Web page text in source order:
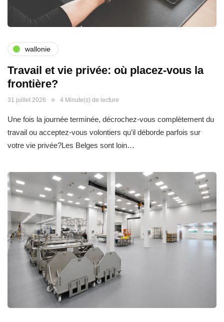
wallonie
Travail et vie privée: où placez-vous la
frontière?
31 juillet 2026 4 Minute(s) de lecture
Une fois la journée terminée, décrochez-vous complètement du
travail ou acceptez-vous volontiers qu’il déborde parfois sur
votre vie privée?Les Belges sont loin…